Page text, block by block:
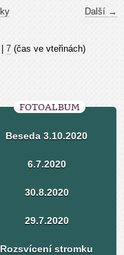
Další →
7 (čas ve vteřinách)
FOTOALBUM
Beseda 3.10.2020
6.7.2020
30.8.2020
29.7.2020
Rozsvícení stromku